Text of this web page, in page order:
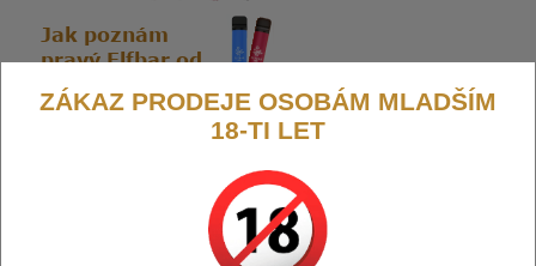
JEC-EB-600-20-PEACH
Není skladem
ZÁKAZ PRODEJE OSOBÁM MLADŠÍM
18-TI LET